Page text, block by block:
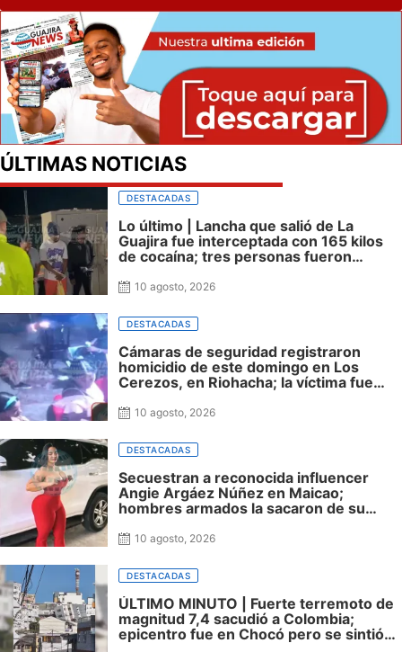
ÚLTIMAS NOTICIAS
DESTACADAS
Lo último | Lancha que salió de La
Guajira fue interceptada con 165 kilos
de cocaína; tres personas fueron
10 agosto, 2026
DESTACADAS
Cámaras de seguridad registraron
homicidio de este domingo en Los
Cerezos, en Riohacha; la víctima fue
10 agosto, 2026
DESTACADAS
Secuestran a reconocida influencer
Angie Argáez Núñez en Maicao;
hombres armados la sacaron de su
10 agosto, 2026
DESTACADAS
ÚLTIMO MINUTO | Fuerte terremoto de
magnitud 7,4 sacudió a Colombia;
epicentro fue en Chocó pero se sintió